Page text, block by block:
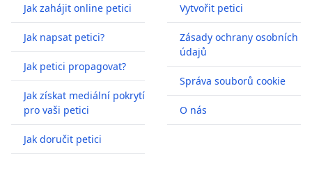
Jak zahájit online petici
Jak napsat petici?
Jak petici propagovat?
Jak získat mediální pokrytí
pro vaši petici
Jak doručit petici
Vytvořit petici
Zásady ochrany osobních
údajů
Správa souborů cookie
O nás